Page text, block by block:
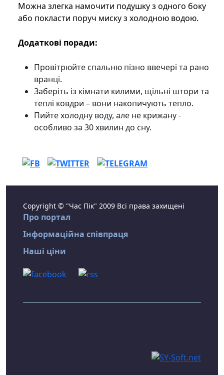
Можна злегка намочити подушку з одного боку
або покласти поруч миску з холодною водою.
Додаткові поради:
Провітрюйте спальню пізно ввечері та рано
вранці.
Заберіть із кімнати килими, щільні штори та
теплі ковдри – вони накопичують тепло.
Пийте холодну воду, але не крижану -
особливо за 30 хвилин до сну.
Copyright © "Час Пік" 2009 Всі права захищені
Про портал
Інформаційна співпраця
Наші ціни